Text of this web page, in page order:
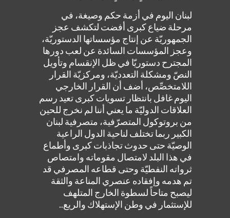
لبنان اليوم في أزمة حكم وصيغة، في
مرحلة ضياع كبرى أفضت لتكشف عجز
الجمهوريّة عن إنتاج مؤسساتها الدستوريّة،
وعجز المؤسسات السائدة عن لعب دورها
المجترح دستوريّا في ظل الإنقسام وتأويل
النصّ ومشكلة التعدديّة، ومركزيّة القرار
اللامتخصِّص، أضف أن القرار الخارجي
اليوم غافل بانتظار تسويات كبرى تعيد رسم
العلاقات الدوليّة ما يعني أننا لم نخرج للحين
من بروتوكول المتصرّفية، متصرفية لبنان
الكبير ربما تختلف لناحية الدول الراعية
الوصيّة حتى حدوث تجاذبات كبرى وأطماع
في هذا البلد لامتصال مقوماته وامتصاص
ثرواته النفطيّة وحتى قطاعه المصرفي قد
تم هدمه وإفقاده عنصري المناعة والثقة
ليصبح متاحاً لسطوة الخارج المتلهف
للإستثمار في وطن الإستهلاك والريع..